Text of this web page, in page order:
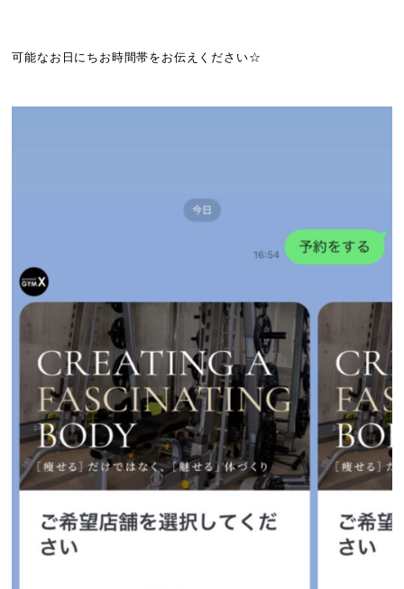
可能なお日にちお時間帯をお伝えください☆